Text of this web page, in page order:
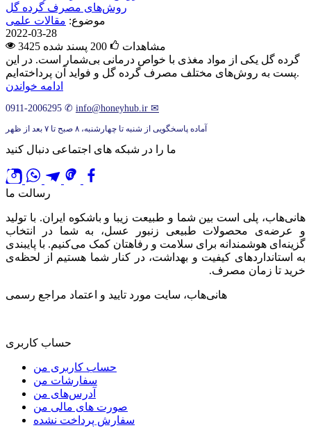
روش‌های مصرف گرده گل
موضوع: مقالات علمی
2022-03-28
3425 مشاهدات
200 پسند شده
گرده گل یکی از مواد مغذی با خواص درمانی بی‌شمار است. در این
پست به روش‌های مختلف مصرف گرده گل و فواید آن پرداخته‌ایم.
ادامه خواندن
0911-2006295 ✆ info@honeyhub.ir ✉
آماده پاسخگویی از شنبه تا چهارشنبه، ۸ صبح تا ۷ بعد از ظهر
ما را در شبکه های اجتماعی دنبال کنید
رسالت ما
هانی‌هاب، پلی است بین شما و طبیعت زیبا و باشکوه ایران. با تولید
و عرضه‌ی محصولات طبیعی زنبور عسل، به شما در انتخاب
گزینه‌ای هوشمندانه برای سلامت و رفاهتان کمک می‌کنیم. با پایبندی
به استانداردهای کیفیت و بهداشت، در کنار شما هستیم از لحظه‌ی
خرید تا زمان مصرف.
هانی‌هاب، سایت مورد تایید و اعتماد مراجع رسمی
حساب کاربری
حساب کاربری من
سفارشات من
آدرس‌های من
صورت های مالی من
سفارش پرداخت نشده